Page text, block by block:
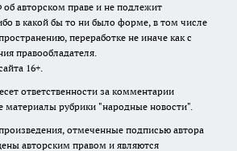
авторском праве и не подлежит
в какой бы то ни было форме, в том числе
переработке не иначе как с
правообладателя.
16+.
ответственности за комментарии
материалы рубрики "народные новости".
отмеченные подписью автора
авторским правом и являются